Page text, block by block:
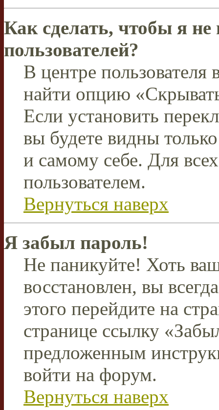
Как сделать, чтобы я
пользователей?
В центре
найти опцию
Если установить
вы будете видны
и самому себе. Для
пользователем.
Вернуться наверх
Я забыл пароль!
Не паникуйте! Хоть
восстановлен, вы
этого перейдите на
странице ссылку
предложенным
войти на форум.
Вернуться наверх